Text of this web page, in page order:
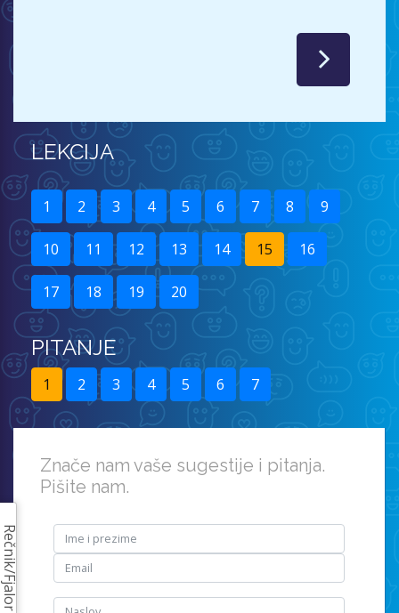
Rečnik/Fjalor
LEKCIJA
1 2 3 4 5 6 7 8 9
10 11 12 13 14 15 16
17 18 19 20
PITANJE
1 2 3 4 5 6 7
Znače nam vaše sugestije i pitanja.
Pišite nam.